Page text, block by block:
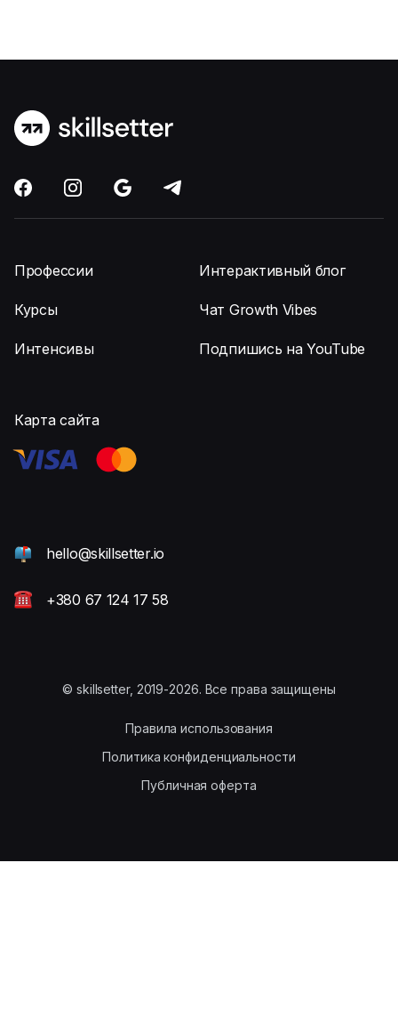
Профессии
Курсы
Интенсивы
Интерактивный блог
Чат Growth Vibes
Подпишись на YouTube
Карта сайта
hello@skillsetter.io
+380 67 124 17 58
© skillsetter, 2019-2026. Все права защищены
Правила использования
Политика конфиденциальности
Публичная оферта